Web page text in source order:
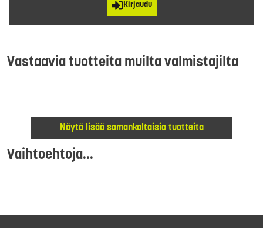
Kirjaudu
Vastaavia tuotteita muilta valmistajilta
Näytä lisää samankaltaisia tuotteita
Vaihtoehtoja...